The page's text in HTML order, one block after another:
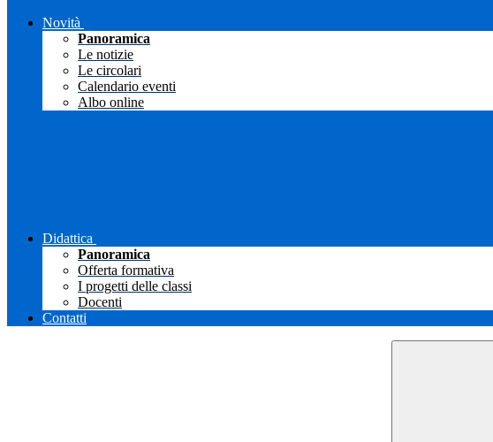
Novità
Panoramica
Le notizie
Le circolari
Calendario eventi
Albo online
Didattica
Panoramica
Offerta formativa
I progetti delle classi
Docenti
Contatti